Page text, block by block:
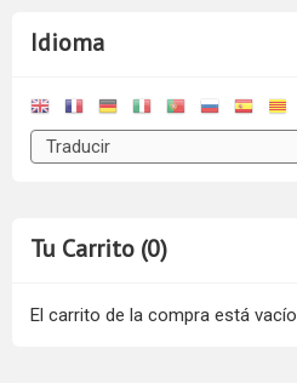
Idioma
Tu Carrito (0)
El carrito de la compra está vacío